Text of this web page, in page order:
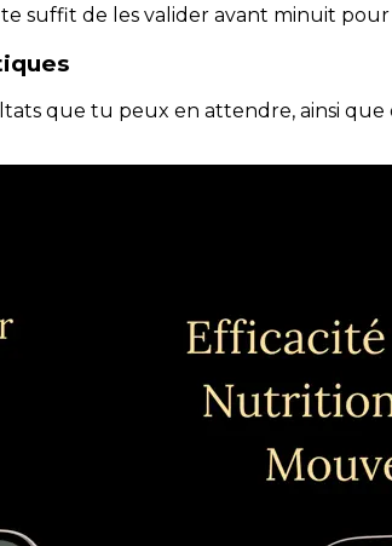
suffit de les valider avant minuit
que tu peux en attendre, ainsi